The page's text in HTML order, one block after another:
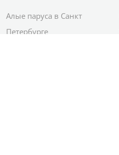
Алые паруса в Санкт
Петербурге